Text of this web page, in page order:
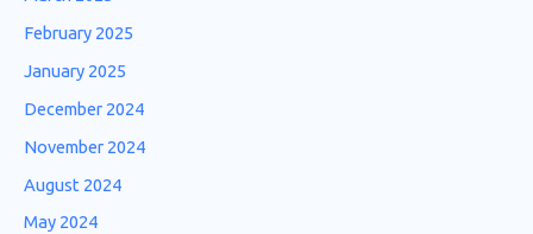
February 2025
January 2025
December 2024
November 2024
August 2024
May 2024